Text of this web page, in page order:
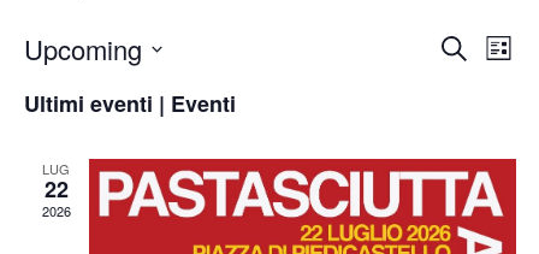
Eventi
CercaLista
Upcoming
la
Ultimi eventi | Eventi
LUG
22
2026